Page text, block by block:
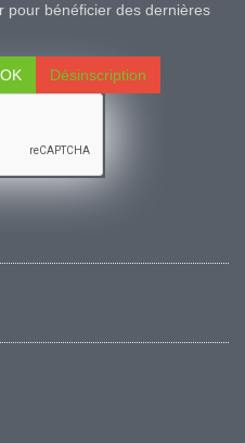
pour bénéficier des dernières
OK Désinscription